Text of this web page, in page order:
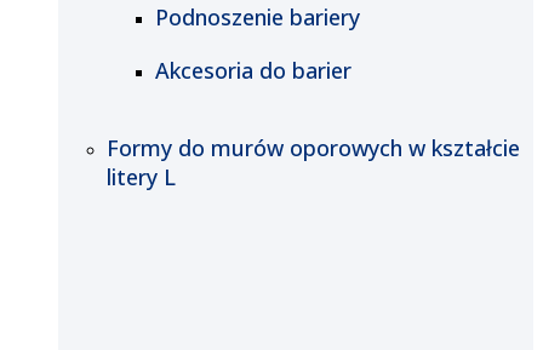
Podnoszenie bariery
Akcesoria do barier
Formy do murów oporowych w kształcie
litery L